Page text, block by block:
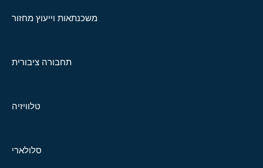
משכנתאות וייעוץ מחזור
תחבורה ציבורית
טלוויזיה
סלולארי